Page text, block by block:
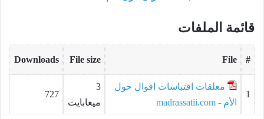
قائمة الملفات
#
File
File size
Downloads
1
معلقات اقتباسات اقوال حول
الأم - madrassatii.com
3
ميغابايت
727